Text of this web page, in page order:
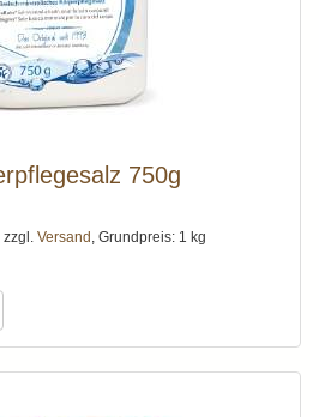
750g
zzgl. Versand , Grundpreis: 1 kg